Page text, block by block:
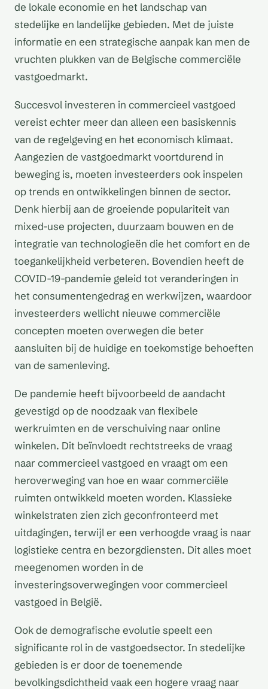
de lokale economie en het landschap van
stedelijke en landelijke gebieden. Met de juiste
informatie en een strategische aanpak kan men de
vruchten plukken van de Belgische commerciële
vastgoedmarkt.
Succesvol investeren in commercieel vastgoed
vereist echter meer dan alleen een basiskennis
van de regelgeving en het economisch klimaat.
Aangezien de vastgoedmarkt voortdurend in
beweging is, moeten investeerders ook inspelen
op trends en ontwikkelingen binnen de sector.
Denk hierbij aan de groeiende populariteit van
mixed-use projecten, duurzaam bouwen en de
integratie van technologieën die het comfort en de
toegankelijkheid verbeteren. Bovendien heeft de
COVID-19-pandemie geleid tot veranderingen in
het consumentengedrag en werkwijzen, waardoor
investeerders wellicht nieuwe commerciële
concepten moeten overwegen die beter
aansluiten bij de huidige en toekomstige behoeften
van de samenleving.
De pandemie heeft bijvoorbeeld de aandacht
gevestigd op de noodzaak van flexibele
werkruimten en de verschuiving naar online
winkelen. Dit beïnvloedt rechtstreeks de vraag
naar commercieel vastgoed en vraagt om een
heroverweging van hoe en waar commerciële
ruimten ontwikkeld moeten worden. Klassieke
winkelstraten zien zich geconfronteerd met
uitdagingen, terwijl er een verhoogde vraag is naar
logistieke centra en bezorgdiensten. Dit alles moet
meegenomen worden in de
investeringsoverwegingen voor commercieel
vastgoed in België.
Ook de demografische evolutie speelt een
significante rol in de vastgoedsector. In stedelijke
gebieden is er door de toenemende
bevolkingsdichtheid vaak een hogere vraag naar